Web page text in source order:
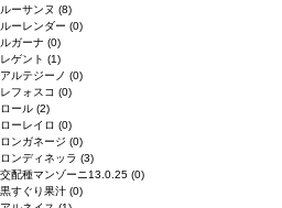
ルーサンヌ (8)
ルーレンダー (0)
ルガーナ (0)
レゲント (1)
アルテジーノ (0)
レフォスコ (0)
ロール (2)
ローレイロ (0)
ロンガネージ (0)
ロンディネッラ (3)
交配種マンゾーニ13.0.25 (0)
黒すぐり果汁 (0)